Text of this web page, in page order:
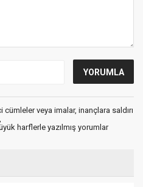
veya imalar, inançlara saldırı
harflerle yazılmış yorumlar